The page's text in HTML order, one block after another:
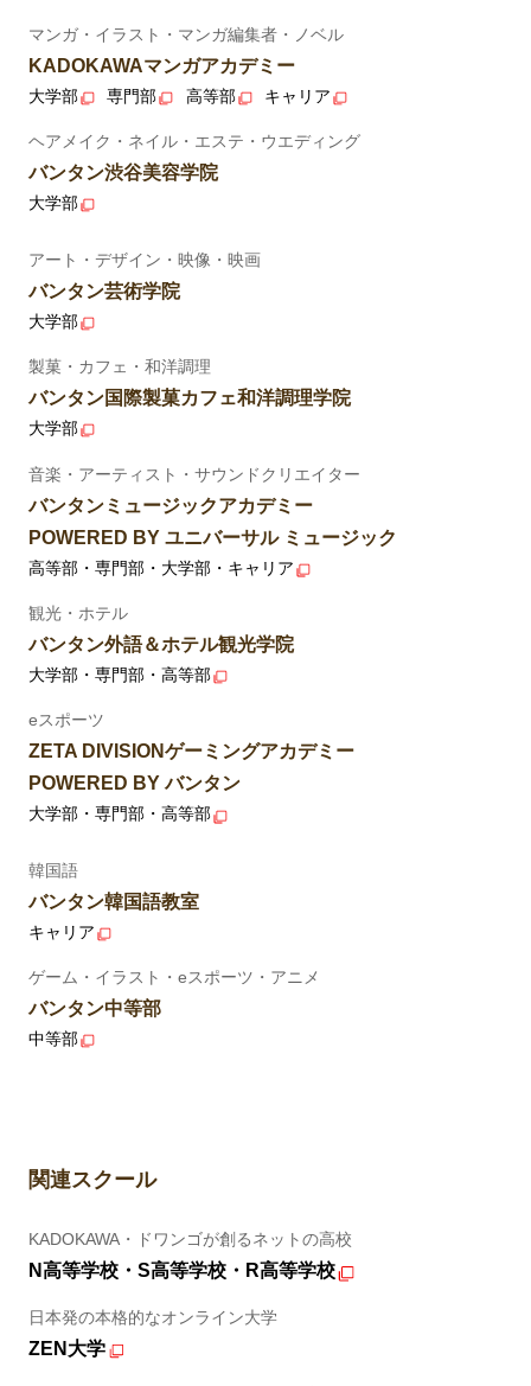
マンガ・イラスト・マンガ編集者・ノベル
KADOKAWAマンガアカデミー
大学部 専門部 高等部 キャリア
ヘアメイク・ネイル・エステ・ウエディング
バンタン渋谷美容学院
大学部
アート・デザイン・映像・映画
バンタン芸術学院
大学部
製菓・カフェ・和洋調理
バンタン国際製菓カフェ和洋調理学院
大学部
音楽・アーティスト・サウンドクリエイター
バンタンミュージックアカデミー
POWERED BY ユニバーサル ミュージック
高等部・専門部・大学部・キャリア
観光・ホテル
バンタン外語＆ホテル観光学院
大学部・専門部・高等部
eスポーツ
ZETA DIVISIONゲーミングアカデミー
POWERED BY バンタン
大学部・専門部・高等部
韓国語
バンタン韓国語教室
キャリア
ゲーム・イラスト・eスポーツ・アニメ
バンタン中等部
中等部
関連スクール
KADOKAWA・ドワンゴが創るネットの高校
N高等学校・S高等学校・R高等学校
日本発の本格的なオンライン大学
ZEN大学